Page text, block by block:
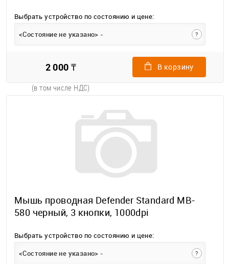
Выбрать устройство по состоянию и цене:
<Состояние не указано> -
?
2 000 ₸
(в том числе НДС)
В корзину
Мышь проводная Defender Standard MB-
580 черный, 3 кнопки, 1000dpi
Выбрать устройство по состоянию и цене:
<Состояние не указано> -
?